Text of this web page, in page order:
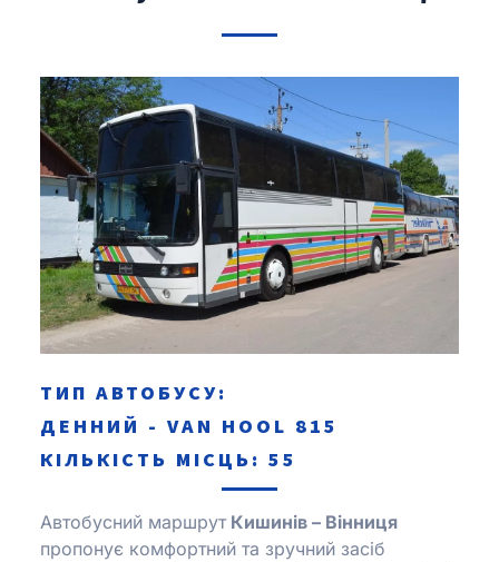
ТИП АВТОБУСУ:
ДЕННИЙ - VAN HOOL 815
КІЛЬКІСТЬ МІСЦЬ: 55
Автобусний маршрутКишинів – Вінниця
пропонує комфортний та зручний засіб